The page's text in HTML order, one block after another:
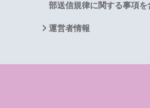
部送信規律に関する事項を
運営者情報